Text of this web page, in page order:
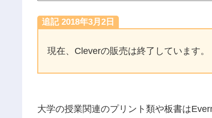
追記 2018年3月2日
現在、Cleverの販売は終了しています。
大学の授業関連のプリント類や板書は